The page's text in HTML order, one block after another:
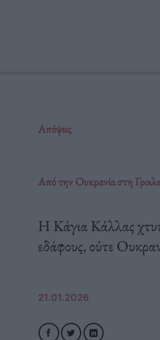
Απόψεις
Από την Ουκρανία στη
Η Κάγια Κάλλας
εδάφους, ούτε
21.01.2026